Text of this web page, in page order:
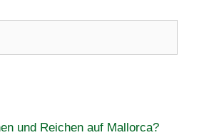
und Reichen auf Mallorca?